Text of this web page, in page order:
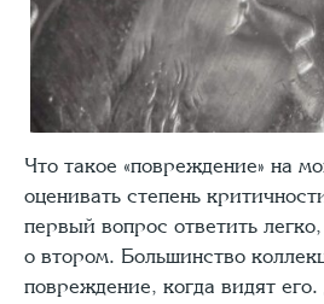
Что такое «повреждение» на
оценивать степень
первый вопрос ответить
о втором. Большинство
повреждение, когда видят